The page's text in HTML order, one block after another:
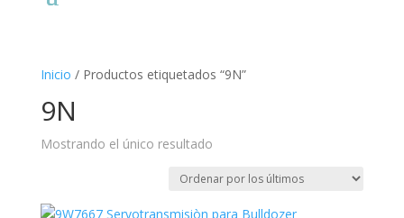
Inicio / Productos etiquetados “9N”
9N
Mostrando el único resultado